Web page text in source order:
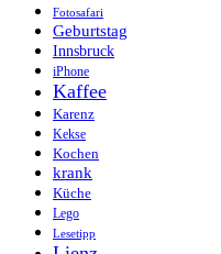
Fotosafari
Geburtstag
Innsbruck
iPhone
Kaffee
Karenz
Kekse
Kochen
krank
Küche
Lego
Lesetipp